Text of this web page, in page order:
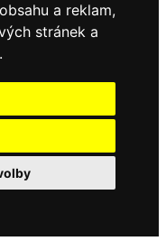
a reklam,
stránek a